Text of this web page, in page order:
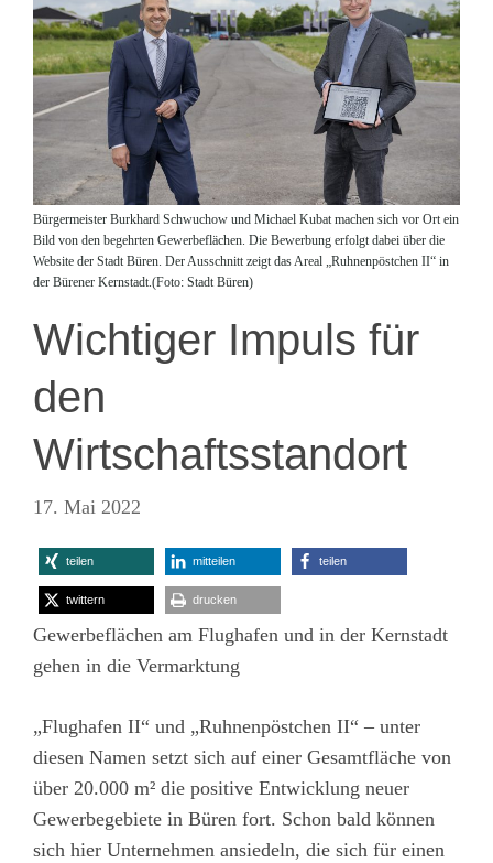
Bürgermeister Burkhard Schwuchow und Michael Kubat machen sich vor Ort ein
Bild von den begehrten Gewerbeflächen. Die Bewerbung erfolgt dabei über die
Website der Stadt Büren. Der Ausschnitt zeigt das Areal „Ruhnenpöstchen II“ in
der Bürener Kernstadt.(Foto: Stadt Büren)
Wichtiger Impuls für
den
Wirtschaftsstandort
17. Mai 2022
teilen mitteilen teilen
twittern drucken
Gewerbeflächen am Flughafen und in der Kernstadt
gehen in die Vermarktung
„Flughafen II“ und „Ruhnenpöstchen II“ – unter
diesen Namen setzt sich auf einer Gesamtfläche von
über 20.000 m² die positive Entwicklung neuer
Gewerbegebiete in Büren fort. Schon bald können
sich hier Unternehmen ansiedeln, die sich für einen